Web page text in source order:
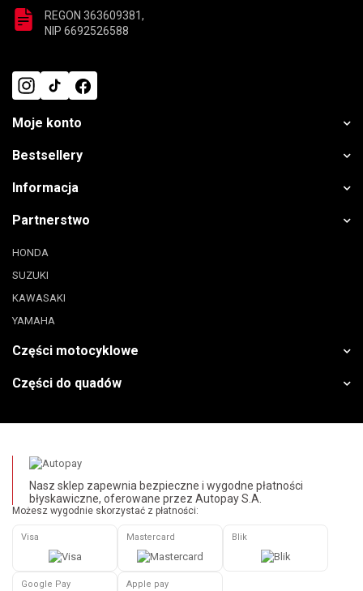
REGON 363609381,
NIP 6692526588
Moje konto
Bestsellery
Informacja
Partnerstwo
HONDA
SUZUKI
KAWASAKI
YAMAHA
Części motocyklowe
Części do quadów
Nasz sklep zapewnia bezpieczne i wygodne płatności
błyskawiczne, oferowane przez Autopay S.A.
Możesz wygodnie skorzystać z płatności:
Visa Mastercard Blik
Google Pay Apple pay